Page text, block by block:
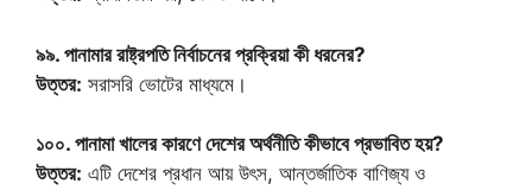
৯৯. পানামার রাষ্ট্রপতি নির্বাচনের প্রক্রিয়া কী ধরনের?
উত্তর: সরাসরি ভোটের মাধ্যমে।
১০০. পানামা খালের কারণে দেশের অর্থনীতি কীভাবে প্রভাবিত হয়?
উত্তর: এটি দেশের প্রধান আয় উৎস, আন্তর্জাতিক বাণিজ্য ও